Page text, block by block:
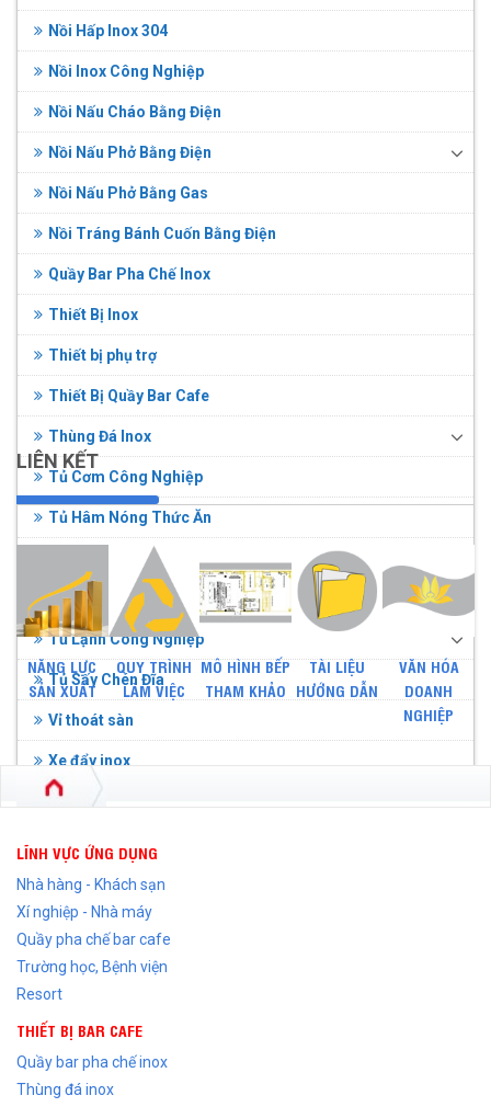
Nồi Hấp Inox 304
Nồi Inox Công Nghiệp
Nồi Nấu Cháo Bằng Điện
Nồi Nấu Phở Bằng Điện
Nồi Nấu Phở Bằng Gas
Nồi Tráng Bánh Cuốn Bằng Điện
Quầy Bar Pha Chế Inox
Thiết Bị Inox
Thiết bị phụ trợ
Thiết Bị Quầy Bar Cafe
Thùng Đá Inox
Tủ Cơm Công Nghiệp
Tủ Hâm Nóng Thức Ăn
Tủ Hấp Bánh Bao Công Nghiệp
Tủ inox
Tủ Lạnh Công Nghiệp
Tủ Sấy Chén Đĩa
Vỉ thoát sàn
Xe đẩy inox
LIÊN KẾT
NĂNG LỰC
SẢN XUẤT
QUY TRÌNH
LÀM VIỆC
MÔ HÌNH BẾP
THAM KHẢO
TÀI LIỆU
HƯỚNG DẪN
VĂN HÓA
DOANH
NGHIỆP
LĨNH VỰC ỨNG DỤNG
Nhà hàng - Khách sạn
Xí nghiệp - Nhà máy
Quầy pha chế bar cafe
Trường học, Bệnh viện
Resort
THIẾT BỊ BAR CAFE
Quầy bar pha chế inox
Thùng đá inox